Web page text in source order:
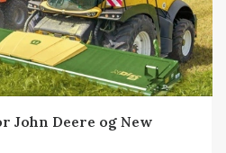
John Deere og New